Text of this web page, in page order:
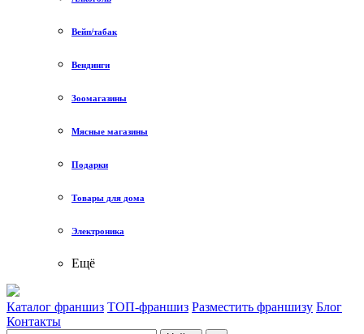
Вейп/табак
Вендинги
Зоомагазины
Мясные магазины
Подарки
Товары для дома
Электроника
Ещё
Каталог франшиз ТОП-франшиз Разместить франшизу Блог
Контакты